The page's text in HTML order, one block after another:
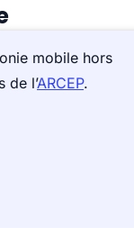
mobile hors
de l’ARCEP.